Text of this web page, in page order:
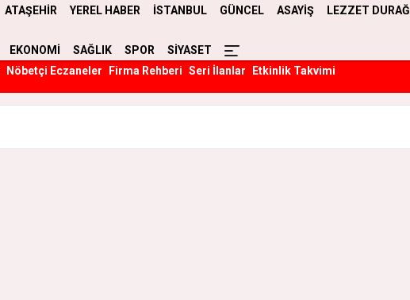
ATAŞEHİR YEREL HABER İSTANBUL GÜNCEL ASAYİŞ LEZZET DURAĞI
EKONOMİ SAĞLIK SPOR
SİYASET
Nöbetçi Eczaneler Firma Rehberi Seri İlanlar
Etkinlik Takvimi